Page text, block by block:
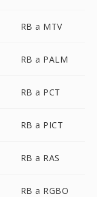
RB a MTV
RB a PALM
RB a PCT
RB a PICT
RB a RAS
RB a RGBO